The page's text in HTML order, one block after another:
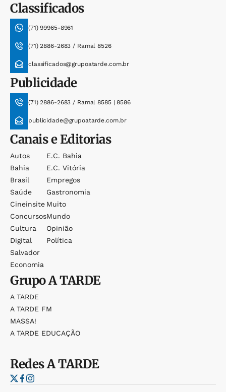
Classificados
(71) 99965-8961
(71) 2886-2683 / Ramal 8526
classificados@grupoatarde.com.br
Publicidade
(71) 2886-2683 / Ramal 8585 | 8586
publicidade@grupoatarde.com.br
Canais e Editorias
Autos
Bahia
Brasil
Saúde
Cineinsite
Concursos
Cultura
Digital
Salvador
Economia
E.c. Bahia
E.c. Vitória
Empregos
Gastronomia
Muito
Mundo
Opinião
Política
GrupoA TARDE
A TARDE
A TARDE FM
MASSA!
A TARDE EDUCAÇÃO
RedesA TARDE